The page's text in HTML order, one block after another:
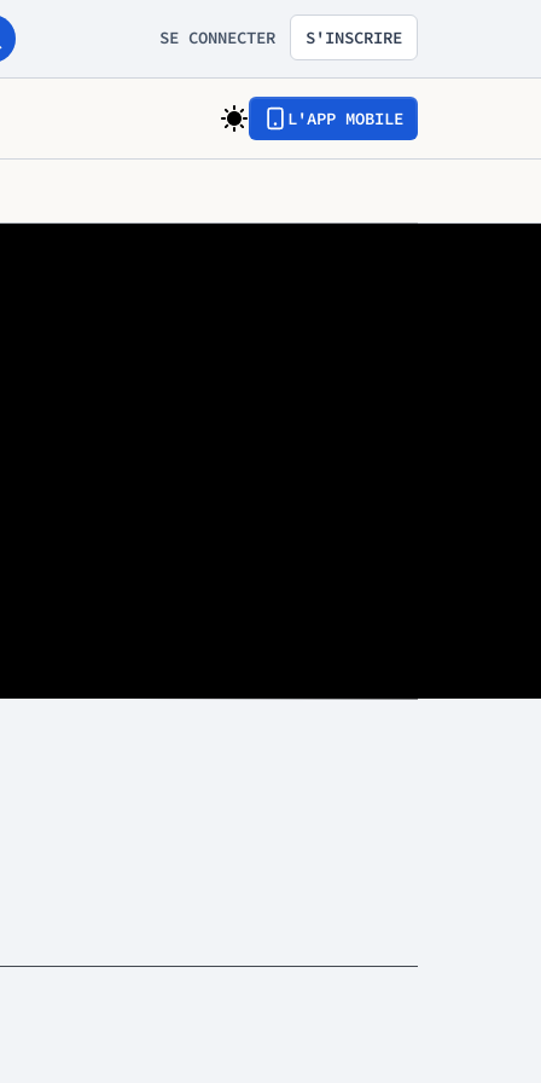
SE CONNECTER S'INSCRIRE
L'APP MOBILE